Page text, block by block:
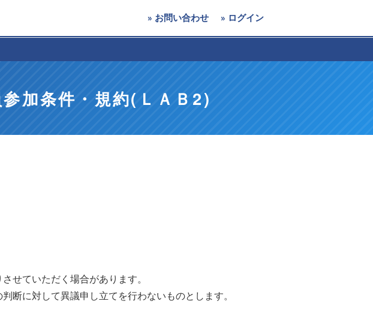
» お問い合わせ » ログイン
加条件・規約(ＬＡＢ2)
せていただく場合があります。
断に対して異議申し立てを行わないものとします。